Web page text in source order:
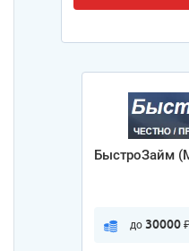
БыстроЗайм
до 30000